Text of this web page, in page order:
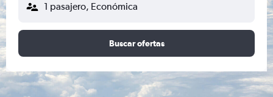
1 pasajero, Económica
Buscar ofertas